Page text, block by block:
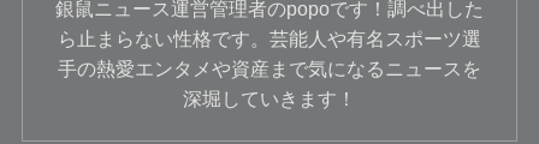
銀鼠ニュース運営管理者のpopoです！調べ出した
ら止まらない性格です。芸能人や有名スポーツ選
手の熱愛エンタメや資産まで気になるニュースを
深堀していきます！